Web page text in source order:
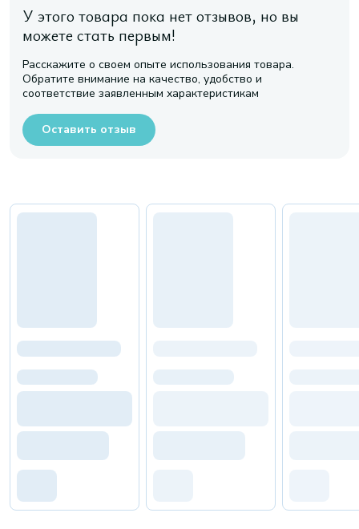
У этого товара пока нет отзывов, но вы
можете стать первым!
Расскажите о своем опыте использования товара.
Обратите внимание на качество, удобство и
соответствие заявленным характеристикам
Оставить отзыв